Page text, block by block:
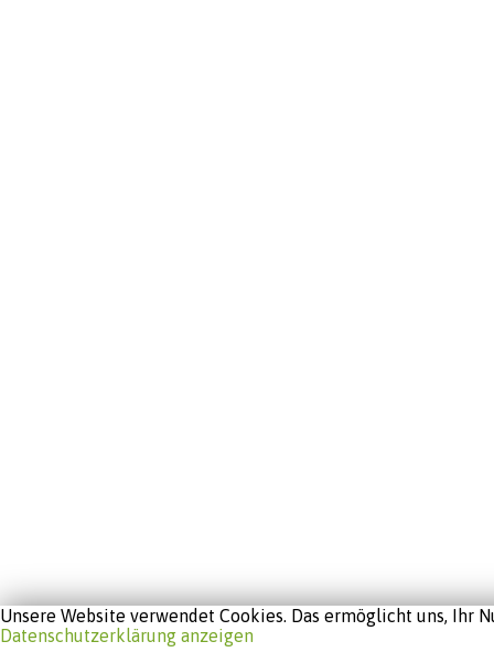
Unsere Website verwendet Cookies. Das ermöglicht uns,
Datenschutzerklärung anzeigen